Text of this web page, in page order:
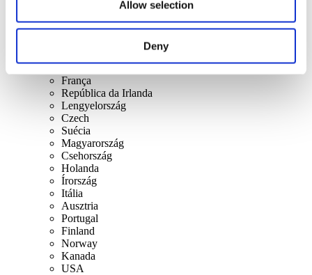
Allow selection
Deny
Lithuania
Bélgica
França
República da Irlanda
Lengyelország
Czech
Suécia
Magyarország
Csehország
Holanda
Írország
Itália
Ausztria
Portugal
Finland
Norway
Kanada
USA